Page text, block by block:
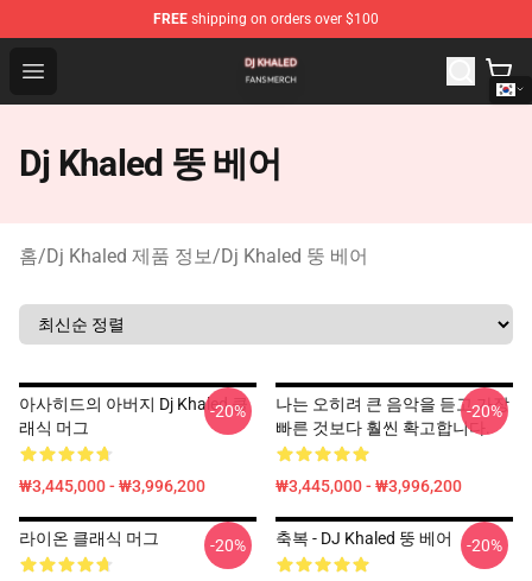
FREE shipping on orders over $100
Open menu
Dj Khaled Shop - Official Dj Khaled Merchandise Store
Dj Khaled 뚱 베어
홈/Dj Khaled 제품 정보/Dj Khaled 뚱 베어
아사히드의 아버지 Dj Khaled 클
래식 머그
₩3,445,000 - ₩3,996,200
-20%
나는 오히려 큰 음악을 듣고 가장
빠른 것보다 훨씬 확고합니다.
₩3,445,000 - ₩3,996,200
-20%
라이온 클래식 머그 -20% 축복 - DJ Khaled 뚱 베어 -20%